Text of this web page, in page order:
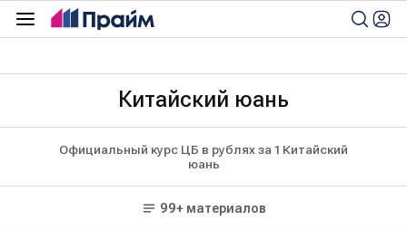
Китайский юань
Официальный курс ЦБ в рублях за 1 Китайский
юань
99+ материалов